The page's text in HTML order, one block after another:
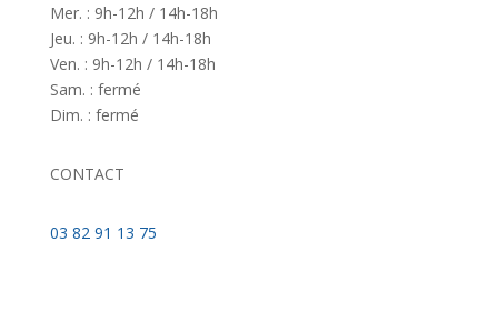
Mer. : 9h-12h / 14h-18h
Jeu. : 9h-12h / 14h-18h
Ven. : 9h-12h / 14h-18h
Sam. : fermé
Dim. : fermé
CONTACT
03 82 91 13 75